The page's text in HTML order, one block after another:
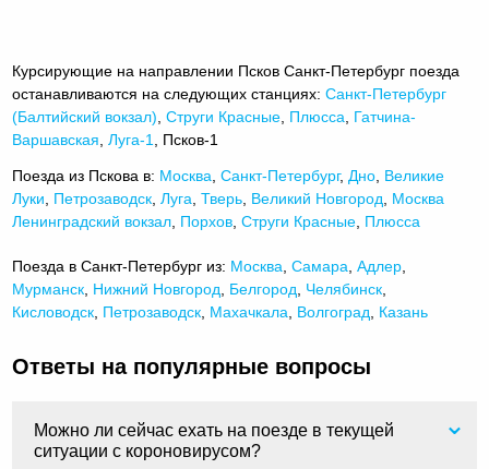
Курсирующие на направлении Псков Санкт-Петербург поезда
останавливаются на следующих станциях:Санкт-Петербург
(Балтийский вокзал) ,Струги Красные Плюсса
Гатчина-
Варшавская ,Луга-1 , Псков-1
Поезда из Пскова в: Москва ,Санкт-Петербург, Дно Великие
Луки
Петрозаводск ,Луга ,Тверь Великий Новгород
Москва
Ленинградский вокзал Порхов ,Струги Красные Плюсса
Поезда в Санкт-Петербург из: Москва ,Самара ,Адлер
Мурманск Нижний Новгород Белгород Челябинск
Кисловодск Петрозаводск Махачкала Волгоград Казань
Ответы на популярные вопросы
Можно ли сейчас ехать на поезде в текущей
ситуации с короновирусом?